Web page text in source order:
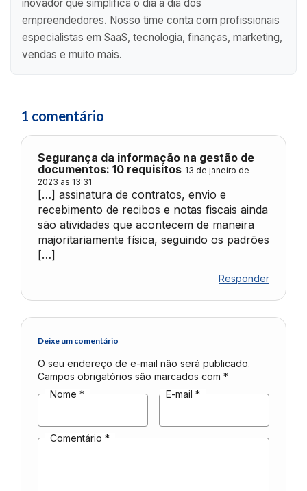
inovador que simplifica o dia a dia dos
empreendedores. Nosso time conta com profissionais
especialistas em SaaS, tecnologia, finanças, marketing,
vendas e muito mais.
1 comentário
Segurança da informação na gestão de
documentos: 10 requisitos 13 de janeiro de
2023 as 13:31
[…] assinatura de contratos, envio e
recebimento de recibos e notas fiscais ainda
são atividades que acontecem de maneira
majoritariamente física, seguindo os padrões
[…]
Responder
Deixe um comentário
O seu endereço de e-mail não será publicado.
Campos obrigatórios são marcados com *
Nome * E-mail *
Comentário *